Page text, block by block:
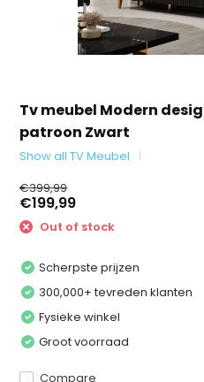
Tv meubel Modern
patroon Zwart
Show all TV Meubel
€399,99
€199,99
Out of stock
Scherpste prijzen
300,000+ tevreden klanten
Fysieke winkel
Groot voorraad
Compare